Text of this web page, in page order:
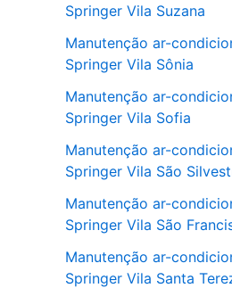
Springer Vila Suzana
Manutenção ar-
Springer Vila Sônia
Manutenção ar-
Springer Vila Sofia
Manutenção ar-
Springer Vila São
Manutenção ar-
Springer Vila São
Manutenção ar-
Springer Vila Santa